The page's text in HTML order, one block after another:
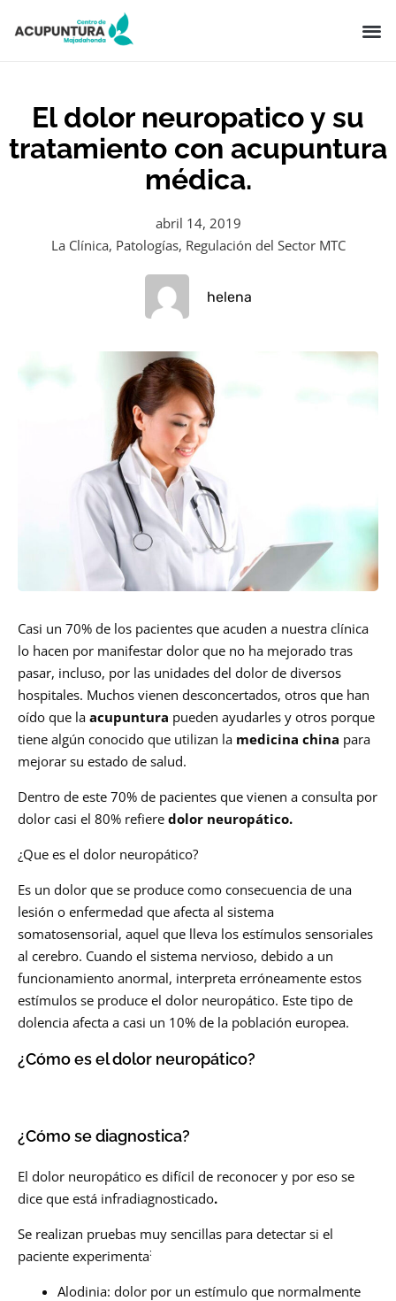
El dolor neuropatico y su
tratamiento con acupuntura
médica.
abril 14, 2019
La Clínica, Patologías, Regulación del Sector MTC
helena
Casi un 70% de los pacientes que acuden a nuestra clínica
lo hacen por manifestar dolor que no ha mejorado tras
pasar, incluso, por las unidades del dolor de diversos
hospitales. Muchos vienen desconcertados, otros que han
oído que la acupuntura pueden ayudarles y otros porque
tiene algún conocido que utilizan la medicina china para
mejorar su estado de salud.
Dentro de este 70% de pacientes que vienen a consulta por
dolor casi el 80% refiere dolor neuropático.
¿Que es el dolor neuropático?
Es un dolor que se produce como consecuencia de una
lesión o enfermedad que afecta al sistema
somatosensorial, aquel que lleva los estímulos sensoriales
al cerebro. Cuando el sistema nervioso, debido a un
funcionamiento anormal, interpreta erróneamente estos
estímulos se produce el dolor neuropático. Este tipo de
dolencia afecta a casi un 10% de la población europea.
¿Cómo es el dolor neuropático?
¿Cómo se diagnostica?
El dolor neuropático es difícil de reconocer y por eso se
dice que está infradiagnosticado.
Se realizan pruebas muy sencillas para detectar si el
paciente experimenta:
Alodinia: dolor por un estímulo que normalmente